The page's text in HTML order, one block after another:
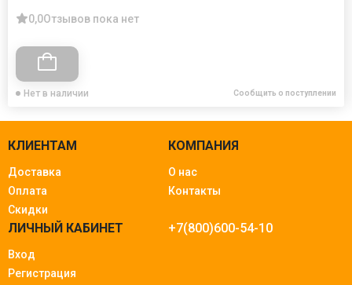
0,0Отзывов пока нет
Нет в наличии Сообщить о поступлении
КЛИЕНТАМ
Доставка
Оплата
Скидки
КОМПАНИЯ
О нас
Контакты
ЛИЧНЫЙ КАБИНЕТ
Вход
Регистрация
+7(800)600-54-10